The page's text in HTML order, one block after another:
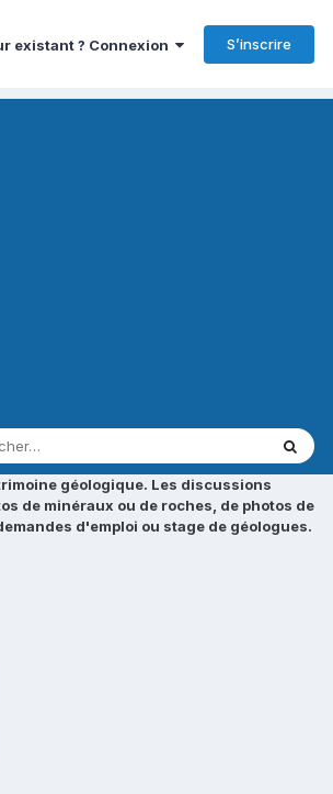
existant ? Connexion S’inscrire
géologique. Les discussions
de minéraux ou de roches, de photos de
d'emploi ou stage de géologues.